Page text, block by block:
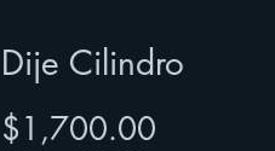
Dije Cilindro
$1,700.00